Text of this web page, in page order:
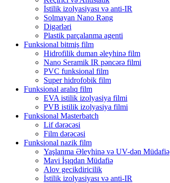
İstilik izolyasiyası və anti-IR
Solmayan Nano Rəng
Digərləri
Plastik parçalanma agenti
Funksional bitmiş film
Hidrofilik duman əleyhinə film
Nano Seramik IR pəncərə filmi
PVC funksional film
Super hidrofobik film
Funksional aralıq film
EVA istilik izolyasiya filmi
PVB istilik izolyasiya filmi
Funksional Masterbatch
Lif dərəcəsi
Film dərəcəsi
Funksional nazik film
Yaşlanma Əleyhinə və UV-dən Müdafiə
Mavi İşıqdan Müdafiə
Alov gecikdiricilik
İstilik izolyasiyası və anti-IR